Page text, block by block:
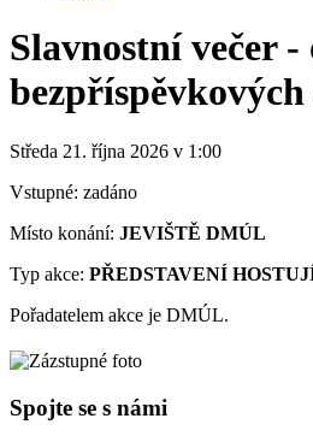
Slavnostní večer -
Středa 21. října 2026 v 1:00
Vstupné: zadáno
Místo konání: JEVIŠTĚ DMÚL
Typ akce: PŘEDSTAVENÍ
Pořadatelem akce je DMÚL.
Spojte se s námi